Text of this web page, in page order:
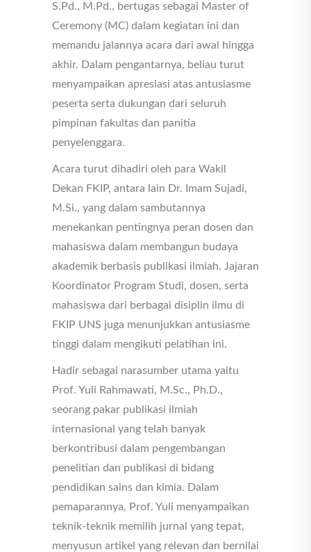
S.Pd., M.Pd., bertugas sebagai Master of
Ceremony (MC) dalam kegiatan ini dan
memandu jalannya acara dari awal hingga
akhir. Dalam pengantarnya, beliau turut
menyampaikan apresiasi atas antusiasme
peserta serta dukungan dari seluruh
pimpinan fakultas dan panitia
penyelenggara.
Acara turut dihadiri oleh para Wakil
Dekan FKIP, antara lain Dr. Imam Sujadi,
M.Si., yang dalam sambutannya
menekankan pentingnya peran dosen dan
mahasiswa dalam membangun budaya
akademik berbasis publikasi ilmiah. Jajaran
Koordinator Program Studi, dosen, serta
mahasiswa dari berbagai disiplin ilmu di
FKIP UNS juga menunjukkan antusiasme
tinggi dalam mengikuti pelatihan ini.
Hadir sebagai narasumber utama yaitu
Prof. Yuli Rahmawati, M.Sc., Ph.D.,
seorang pakar publikasi ilmiah
internasional yang telah banyak
berkontribusi dalam pengembangan
penelitian dan publikasi di bidang
pendidikan sains dan kimia. Dalam
pemaparannya, Prof. Yuli menyampaikan
teknik-teknik memilih jurnal yang tepat,
menyusun artikel yang relevan dan bernilai